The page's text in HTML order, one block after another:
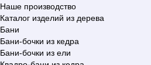
Наше производство
Каталог изделий из дерева
Бани
Бани-бочки из кедра
Бани-бочки из ели